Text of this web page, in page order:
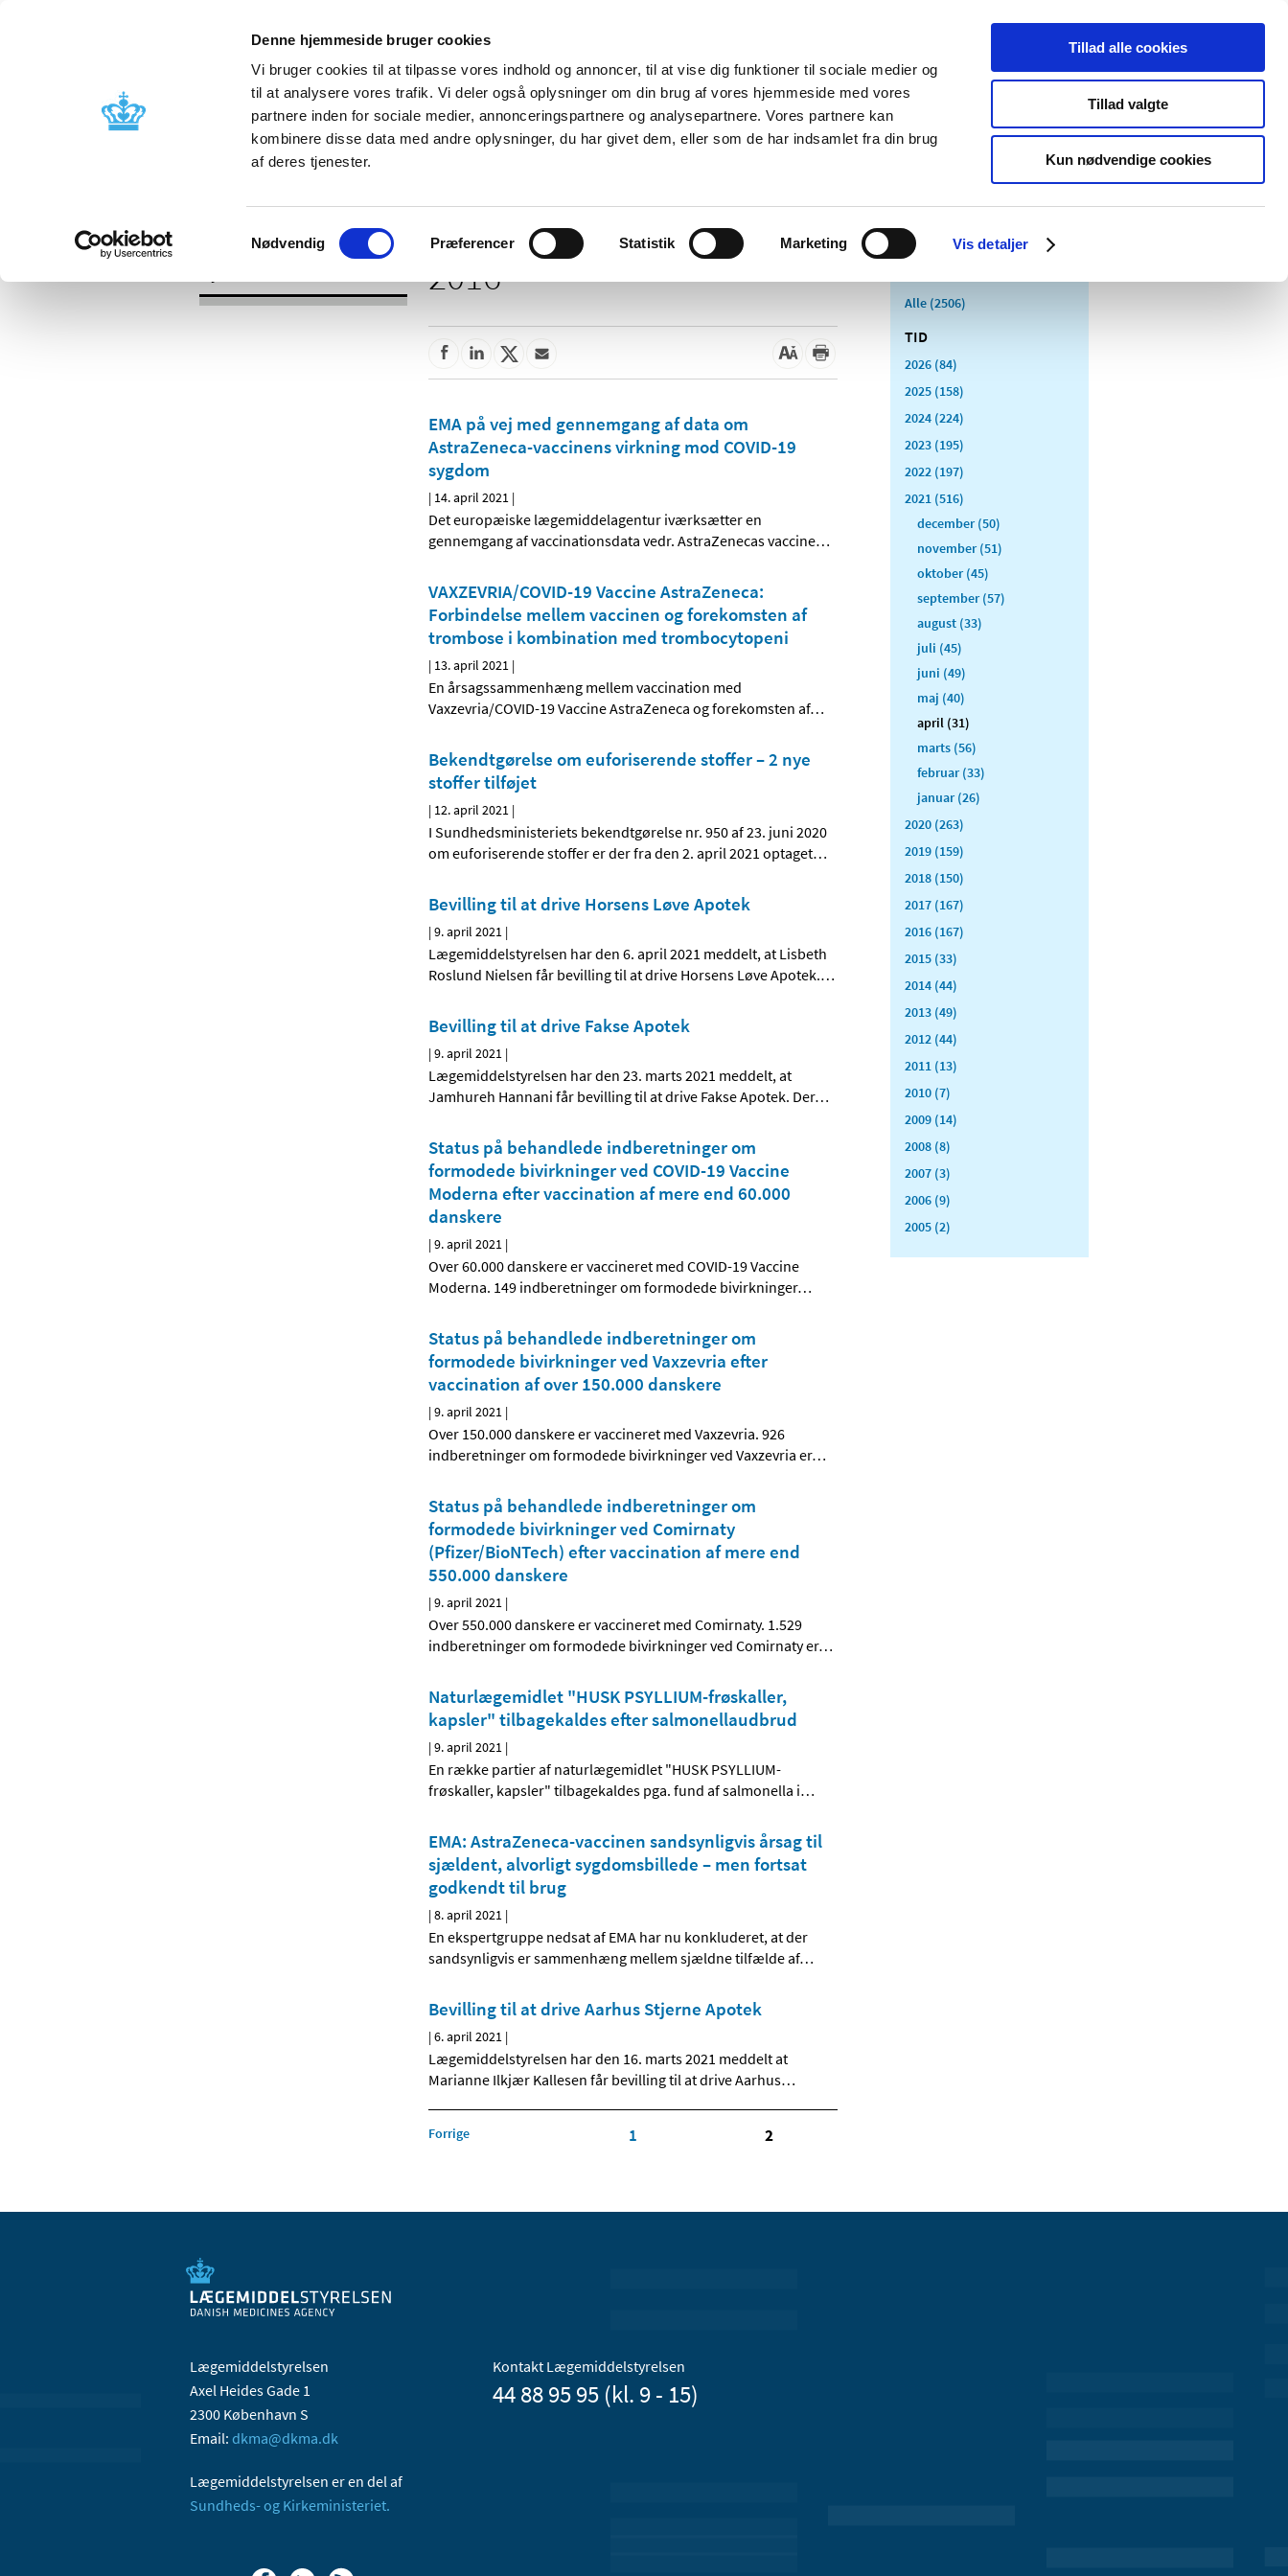
Denne hjemmeside bruger cookies
Vi bruger cookies til at tilpasse vores indhold og annoncer, til at vise dig funktioner til sociale medier og
til at analysere vores trafik. Vi deler også oplysninger om din brug af vores hjemmeside med vores
partnere inden for sociale medier, annonceringspartnere og analysepartnere. Vores partnere kan
kombinere disse data med andre oplysninger, du har givet dem, eller som de har indsamlet fra din brug
af deres tjenester.
Samtykkevalg
Nødvendig Præferencer Statistik Marketing Vis detaljer
Tillad alle cookies
Tillad valgte
Kun nødvendige cookies
Nyheder Om os Kontakt Udgivelser
Godkendelse og
Bivirkninger og
produktinformation
Tilskud og
Apoteker og salg af
Medicinsk
Særlige
produktområder
2016
EMA på vej med gennemgang af data om
AstraZeneca-vaccinens virkning mod COVID-19
sygdom
| 14. april 2021 |
Det europæiske lægemiddelagentur iværksætter en
gennemgang af vaccinationsdata vedr. AstraZenecas vaccine…
VAXZEVRIA/COVID-19 Vaccine AstraZeneca:
Forbindelse mellem vaccinen og forekomsten af
trombose i kombination med trombocytopeni
| 13. april 2021 |
En årsagssammenhæng mellem vaccination med
Vaxzevria/COVID-19 Vaccine AstraZeneca og forekomsten af…
Bekendtgørelse om euforiserende stoffer – 2 nye
stoffer tilføjet
| 12. april 2021 |
I Sundhedsministeriets bekendtgørelse nr. 950 af 23. juni 2020
om euforiserende stoffer er der fra den 2. april 2021 optaget…
Bevilling til at drive Horsens Løve Apotek
|9. april 2021 |
Lægemiddelstyrelsen har den 6. april 2021 meddelt, at Lisbeth
Roslund Nielsen får bevilling til at drive Horsens Løve Apotek.…
Bevilling til at drive Fakse Apotek
|9. april 2021 |
Lægemiddelstyrelsen har den 23. marts 2021 meddelt, at
Jamhureh Hannani får bevilling til at drive Fakse Apotek. Der…
Status på behandlede indberetninger om
formodede bivirkninger ved COVID-19 Vaccine
Moderna efter vaccination af mere end 60.000
danskere
|9. april 2021 |
Over 60.000 danskere er vaccineret med COVID-19 Vaccine
Moderna. 149 indberetninger om formodede bivirkninger…
Status på behandlede indberetninger om
formodede bivirkninger ved Vaxzevria efter
vaccination af over 150.000 danskere
|9. april 2021 |
Over 150.000 danskere er vaccineret med Vaxzevria. 926
indberetninger om formodede bivirkninger ved Vaxzevria er…
Status på behandlede indberetninger om
formodede bivirkninger ved Comirnaty
(Pfizer/BioNTech) efter vaccination af mere end
550.000 danskere
|9. april 2021 |
Over 550.000 danskere er vaccineret med Comirnaty. 1.529
indberetninger om formodede bivirkninger ved Comirnaty er…
Naturlægemidlet "HUSK PSYLLIUM-frøskaller,
kapsler" tilbagekaldes efter salmonellaudbrud
|9. april 2021 |
En række partier af naturlægemidlet "HUSK PSYLLIUM-
frøskaller, kapsler" tilbagekaldes pga. fund af salmonella i…
EMA: AstraZeneca-vaccinen sandsynligvis årsag til
sjældent, alvorligt sygdomsbillede – men fortsat
godkendt til brug
|8. april 2021 |
En ekspertgruppe nedsat af EMA har nu konkluderet, at der
sandsynligvis er sammenhæng mellem sjældne tilfælde af…
Bevilling til at drive Aarhus Stjerne Apotek
|6. april 2021 |
Lægemiddelstyrelsen har den 16. marts 2021 meddelt at
Marianne Ilkjær Kallesen får bevilling til at drive Aarhus…
Forrige 1 2
Alle (2506)
TID
2026 (84)
2025 (158)
2024 (224)
2023 (195)
2022 (197)
2021 (516)
december (50)
november (51)
oktober (45)
september (57)
august (33)
juli (45)
juni (49)
maj (40)
april (31)
marts (56)
februar (33)
januar (26)
2020 (263)
2019 (159)
2018 (150)
2017 (167)
2016 (167)
2015 (33)
2014 (44)
2013 (49)
2012 (44)
2011 (13)
2010 (7)
2009 (14)
2008 (8)
2007 (3)
2006 (9)
2005 (2)
Lægemiddelstyrelsen
Axel Heides Gade 1
2300 København S
Email: dkma@dkma.dk
Lægemiddelstyrelsen er en del af
Sundheds- og Kirkeministeriet.
Kontakt Lægemiddelstyrelsen
44 88 95 95 (kl. 9 - 15)